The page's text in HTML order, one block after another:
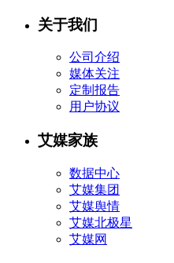
关于我们
公司介绍
媒体关注
定制报告
用户协议
艾媒家族
数据中心
艾媒集团
艾媒舆情
艾媒北极星
艾媒网